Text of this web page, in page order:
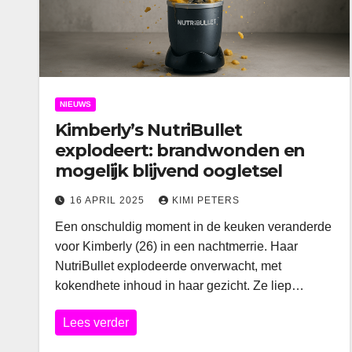
NIEUWS
Kimberly’s NutriBullet
explodeert: brandwonden en
mogelijk blijvend oogletsel
16 APRIL 2025 KIMI PETERS
Een onschuldig moment in de keuken veranderde
voor Kimberly (26) in een nachtmerrie. Haar
NutriBullet explodeerde onverwacht, met
kokendhete inhoud in haar gezicht. Ze liep…
Lees verder